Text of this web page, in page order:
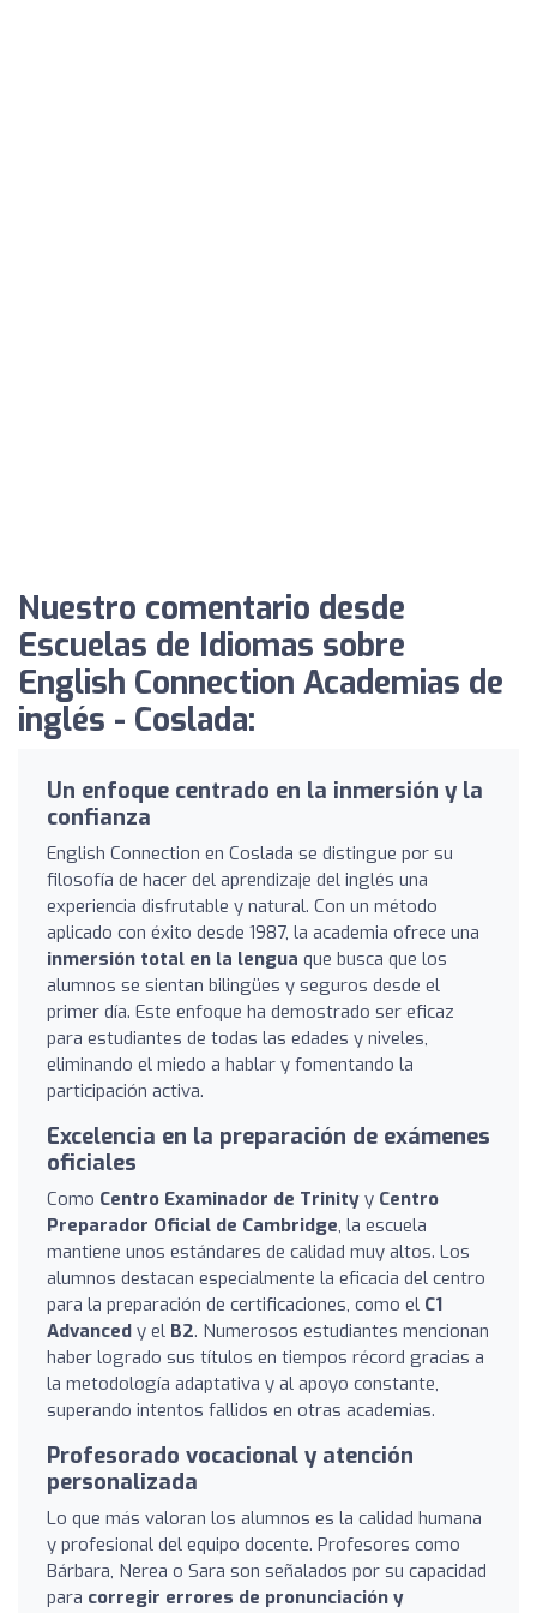
Nuestro comentario desde
Escuelas de Idiomas sobre
English Connection Academias de
inglés - Coslada:
Un enfoque centrado en la inmersión y la
confianza
English Connection en Coslada se distingue por su
filosofía de hacer del aprendizaje del inglés una
experiencia disfrutable y natural. Con un método
aplicado con éxito desde 1987, la academia ofrece una
inmersión total en la lengua que busca que los
alumnos se sientan bilingües y seguros desde el
primer día. Este enfoque ha demostrado ser eficaz
para estudiantes de todas las edades y niveles,
eliminando el miedo a hablar y fomentando la
participación activa.
Excelencia en la preparación de exámenes
oficiales
Como Centro Examinador de Trinity y Centro
Preparador Oficial de Cambridge, la escuela
mantiene unos estándares de calidad muy altos. Los
alumnos destacan especialmente la eficacia del centro
para la preparación de certificaciones, como el C1
Advanced y el B2. Numerosos estudiantes mencionan
haber logrado sus títulos en tiempos récord gracias a
la metodología adaptativa y al apoyo constante,
superando intentos fallidos en otras academias.
Profesorado vocacional y atención
personalizada
Lo que más valoran los alumnos es la calidad humana
y profesional del equipo docente. Profesores como
Bárbara, Nerea o Sara son señalados por su capacidad
para corregir errores de pronunciación y